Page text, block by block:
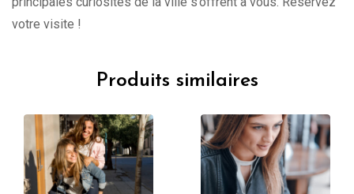
votre visite !
Produits similaires